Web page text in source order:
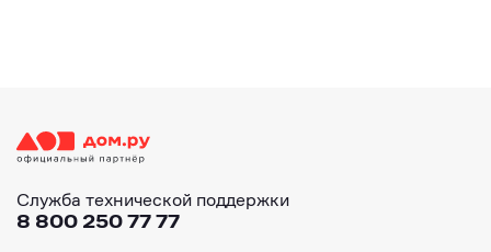
Служба технической поддержки
8 800 250 77 77